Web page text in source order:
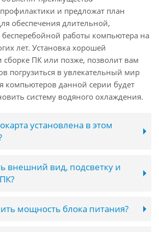
и предложат план
обеспечения длительной,
работы компьютера на
лет. Установка хорошей
сборке ПК или позже, позволит вам
погрузиться в увлекательный мир
компьютеров данной серии будет
систему водяного охлаждения.
установлена в этом
внешний вид, подсветку и
мощность блока питания?